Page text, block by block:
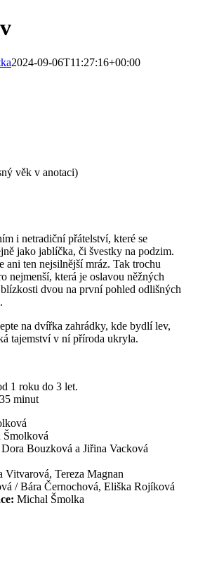
2024-09-06T11:27:16+00:00
i netradiční přátelství, které se
jako jablíčka, či švestky na podzim.
ani ten nejsilnější mráz. Tak trochu
nejmenší, která je oslavou něžných
dvou na první pohled odlišných
na dvířka zahrádky, kde bydlí lev,
tajemství v ní příroda ukryla.
1 roku do 3 let.
35 minut
Šmolková
Dora Bouzková a Jiřina Vacková
Vitvarová, Tereza Magnan
/ Bára Černochová, Eliška Rojíková
Michal Šmolka
věk v anotaci)